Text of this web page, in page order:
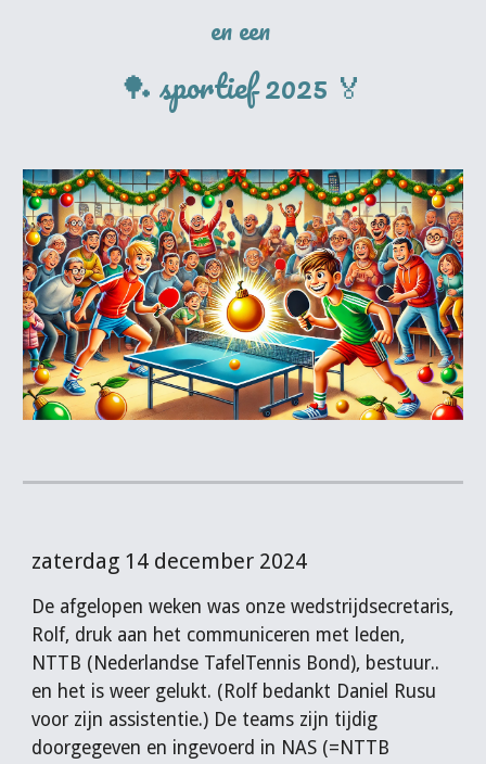
en een
🏓 sportief 2025 🏅
zaterdag 14 december 2024
De afgelopen weken was onze wedstrijdsecretaris,
Rolf, druk aan het communiceren met leden,
NTTB (Nederlandse TafelTennis Bond), bestuur..
en het is weer gelukt. (Rolf bedankt Danie l Rusu
voor zijn assistentie.) De teams zijn tijdig
doorgegeven en ingevoerd in NAS (=NTTB